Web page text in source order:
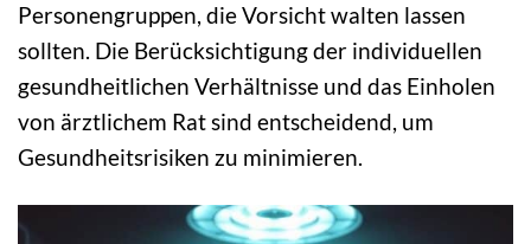
Personengruppen, die Vorsicht walten lassen
sollten. Die Berücksichtigung der individuellen
gesundheitlichen Verhältnisse und das Einholen
von ärztlichem Rat sind entscheidend, um
Gesundheitsrisiken zu minimieren.